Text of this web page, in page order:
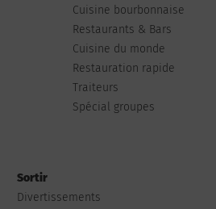
Cuisine bourbonnaise
Restaurants & Bars
Cuisine du monde
Restauration rapide
Traiteurs
Spécial groupes
Sortir
Divertissements